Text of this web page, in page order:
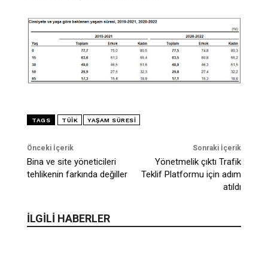
TAGS TÜİK YAŞAM SÜRESI
Önceki İçerik
Bina ve site yöneticileri
tehlikenin farkında değiller
Sonraki İçerik
Yönetmelik çıktı Trafik
Teklif Platformu için adım
atıldı
İLGİLİ HABERLER